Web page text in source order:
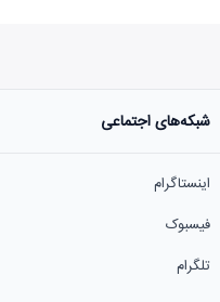
شبکه‌های اجتماعی
اینستاگرام
فیسبوک
تلگرام